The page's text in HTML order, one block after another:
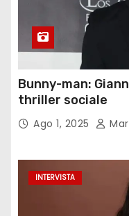
Bunny-man:
thriller sociale
Ago 1, 2025
INTERVISTA